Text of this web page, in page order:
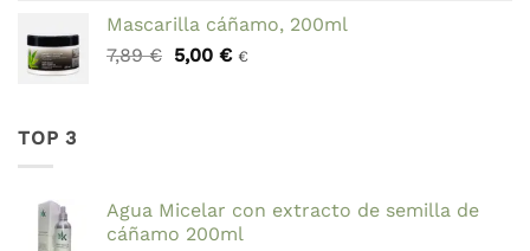
original
era:
actual
Mascarilla cáñamo, 200ml
7,89€ El
5,00 €El
€
TOP 3
Agua Micelar con extracto de semilla de
cáñamo 200ml